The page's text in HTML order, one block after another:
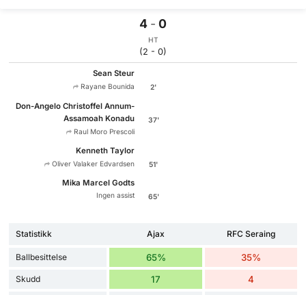
4 - 0
HT
(2 - 0)
Sean Steur
Rayane Bounida 2'
Don-Angelo Christoffel Annum-
Assamoah Konadu
Raul Moro Prescoli
37'
Kenneth Taylor
Oliver Valaker Edvardsen 51'
Mika Marcel Godts
Ingen assist 65'
Statistikk Ajax RFC Seraing
Ballbesittelse 65% 35%
Skudd 17 4